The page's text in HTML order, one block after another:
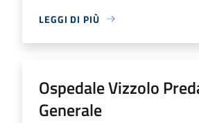
LEGGI DI PIÙ
Ospedale Vizzolo
Generale